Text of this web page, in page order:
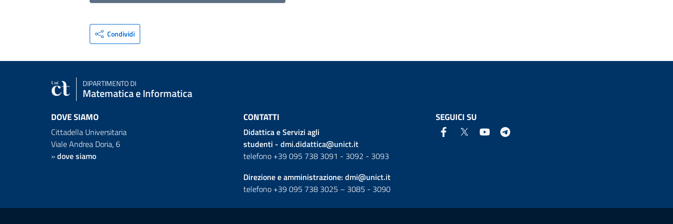
Condividi
DIPARTIMENTO DI
Matematica e Informatica
DOVE SIAMO
Cittadella Universitaria
Viale Andrea Doria, 6
»dove siamo
CONTATTI
Didattica e Servizi agli
studenti - dmi.didattica@unict.it
telefono +39 095 738 3091 - 3092 - 3093
Direzione e amministrazione: dmi@unict.it
telefono +39 095 738 3025 – 3085 - 3090
SEGUICI SU